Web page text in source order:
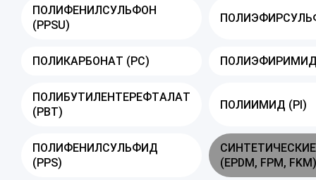
ПОЛИФЕНИЛСУЛЬФОН
(PPSU)
ПОЛИКАРБОНАТ (PC) ПОЛИЭФИРИМИД
ПОЛИБУТИЛЕНТЕРЕФТАЛАТ
(PBT)
ПОЛИИМИД (PI)
ПОЛИФЕНИЛСУЛЬФИД
(PPS)
(EPDM, FPM, FKM)